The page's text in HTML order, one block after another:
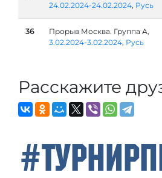
24.02.2024-24.02.2024, Русь
36
Прорыв Москва. Группа А,
3.02.2024-3.02.2024, Русь
Расскажите